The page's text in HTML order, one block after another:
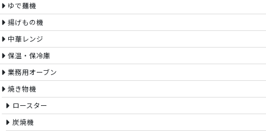
ゆで麺機
揚げもの機
中華レンジ
保温・保冷庫
業務用オーブン
焼き物機
ロースター
炭焼機